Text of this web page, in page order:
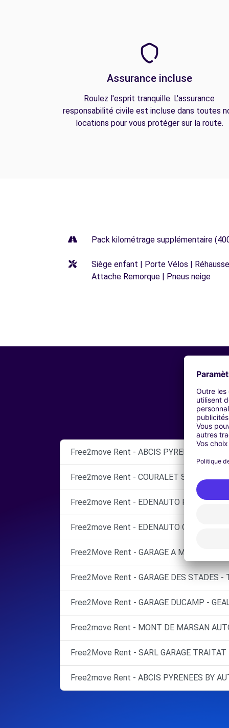
Assurance incluse
Roulez l'esprit tranquille. L'assurance
responsabilité civile est incluse dans toutes
locations pour vous protéger sur la route.
Pack kilométrage supplémentaire
Siège enfant | Porte Vélos |
Attache Remorque | Pneus neige
Free2move Rent - ABCIS PYRENEES BY
Free2move Rent - COURALET SAS - AIRE
Free2move Rent - EDENAUTO PEUGEOT -
Free2move Rent - EDENAUTO OPEL
Free2Move Rent - GARAGE A MONNERET
Free2Move Rent - GARAGE DES STADES -
Free2Move Rent - GARAGE DUCAMP -
Free2move Rent - MONT DE MARSAN
Free2Move Rent - SARL GARAGE TRAITAT
Free2move Rent - ABCIS PYRENEES BY